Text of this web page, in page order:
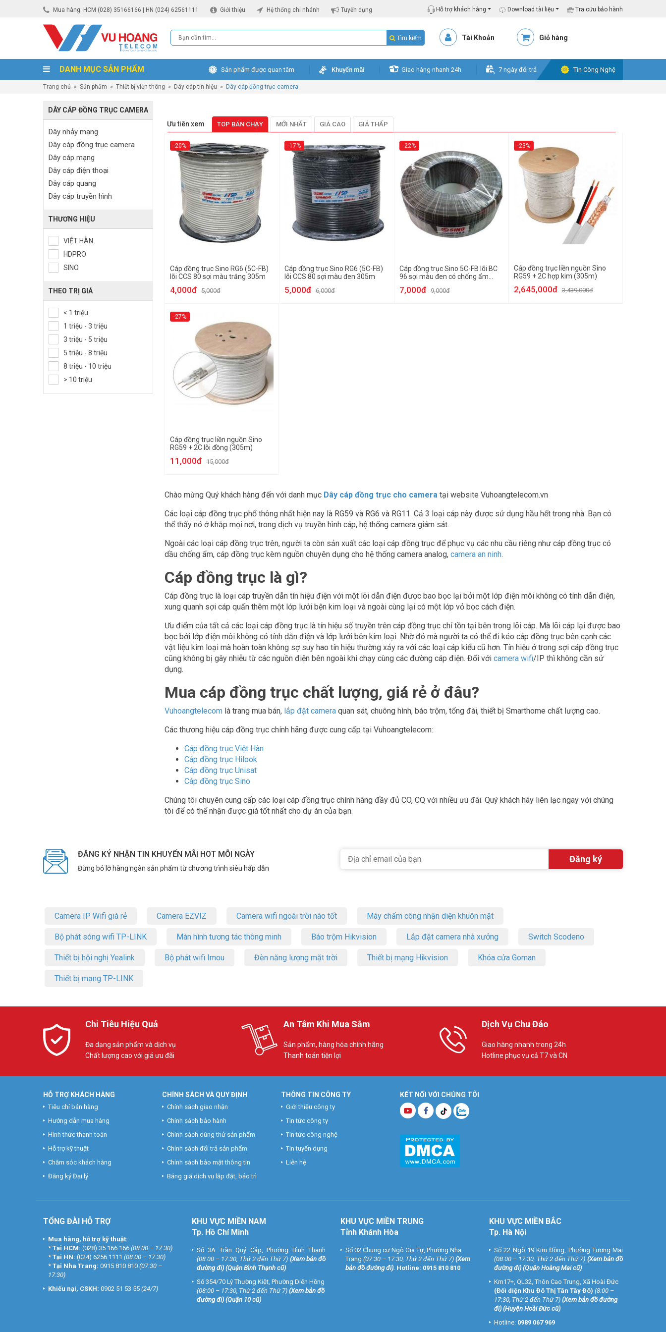
Mua hàng: HCM (028) 35166166 | HN (024) 62561111 Giới thiệu Hệ thống chi nhánh Tuyển dụng Hỗ trợ khách hàng Download tài liệu Tra cứu bảo hành
Tìm kiếm Tài Khoản Giỏ hàng
DANH MỤC SẢN PHẨM Sản phẩm được quan tâm Khuyến mãi Giao hàng nhanh 24h 7 ngày đổi trả Tin Công Nghệ
Trang chủ » Sản phẩm » Thiết bị viễn thông » Dây cáp tín hiệu » Dây cáp đồng trục camera
DÂY CÁP ĐỒNG TRỤC CAMERA
Dây nhảy mạng
Dây cáp đồng trục camera
Dây cáp mạng
Dây cáp điện thoại
Dây cáp quang
Dây cáp truyền hình
THƯƠNG HIỆU
VIỆT HÀN
HDPRO
SINO
THEO TRỊ GIÁ
< 1 triệu
1 triệu - 3 triệu
3 triệu - 5 triệu
5 triệu - 8 triệu
8 triệu - 10 triệu
> 10 triệu
Ưu tiên xem TOP BÁN CHẠY MỚI NHẤT GIÁ CAO GIÁ THẤP
-20%
Cáp đồng trục Sino RG6 (5C-FB)
lõi CCS 80 sợi màu trắng 305m
4,000đ 5,000đ
-17%
Cáp đồng trục Sino RG6 (5C-FB)
lõi CCS 80 sợi màu đen 305m
5,000đ 6,000đ
-22%
Cáp đồng trục Sino 5C-FB lõi BC
96 sợi màu đen có chống ẩm
7,000đ 9,000đ
-23%
Cáp đồng trục liền nguồn Sino
RG59 + 2C hợp kim (305m)
2,645,000đ 3,439,000đ
-27%
Cáp đồng trục liền nguồn Sino
RG59 + 2C lõi đồng (305m)
11,000đ 15,000đ
Chào mừng Quý khách hàng đến với danh mục Dây cáp đồng trục cho camera tại website Vuhoangtelecom.vn
Các loại cáp đồng trục phổ thông nhất hiện nay là RG59 và RG6 và RG11. Cả 3 loại cáp này được sử dụng hầu hết trong nhà. Bạn có
thể thấy nó ở khắp mọi nơi, trong dịch vụ truyền hình cáp, hệ thống camera giám sát.
Ngoài các loại cáp đồng trục trên, người ta còn sản xuất các loại cáp đồng trục để phục vụ các nhu cầu riêng như cáp đồng trục có
dầu chống ẩm, cáp đồng trục kèm nguồn chuyên dụng cho hệ thống camera analog, camera an ninh.
Cáp đồng trục là gì?
Cáp đồng trục là loại cáp truyền dẫn tín hiệu điện với một lõi dẫn điện được bao bọc lại bởi một lớp điện môi không có tính dẫn điện,
xung quanh sợi cáp quấn thêm một lớp lưới bện kim loại và ngoài cùng lại có một lớp vỏ bọc cách điện.
Ưu điểm của tất cả các loại cáp đồng trục là tín hiệu số truyền trên cáp đồng trục chỉ tồn tại bên trong lõi cáp. Mà lõi cáp lại được bao
bọc bởi lớp điện môi không có tính dẫn điện và lớp lưới bên kim loại. Nhờ đó mà người ta có thể đi kéo cáp đồng trục bên cạnh các
vật liệu kim loại mà hoàn toàn không sợ suy hao tín hiệu thường xảy ra với các loại cáp kiểu cũ hơn. Tín hiệu ở trong sợi cáp đồng trục
cũng không bị gây nhiễu từ các nguồn điện bên ngoài khi chạy cùng các đường cáp điện. Đối với camera wifi/IP thì không cần sử
dụng.
Mua cáp đồng trục chất lượng, giá rẻ ở đâu?
Vuhoangtelecom là trang mua bán, lắp đặt camera quan sát, chuông hình, báo trộm, tổng đài, thiết bị Smarthome chất lượng cao.
Các thương hiệu cáp đồng trục chính hãng được cung cấp tại Vuhoangtelecom:
Cáp đồng trục Việt Hàn
Cáp đồng trục Hilook
Cáp đồng trục Unisat
Cáp đồng trục Sino
Chúng tôi chuyên cung cấp các loại cáp đồng trục chính hãng đầy đủ CO, CQ với nhiều ưu đãi. Quý khách hãy liên lạc ngay với chúng
tôi để có thể nhận được giá tốt nhất cho dự án của bạn.
ĐĂNG KÝ NHẬN TIN KHUYẾN MÃI HOT MỖI NGÀY
Đừng bỏ lỡ hàng ngàn sản phẩm từ chương trình siêu hấp dẫn
Camera IP Wifi giá rẻ Camera EZVIZ Camera wifi ngoài trời nào tốt Máy chấm công nhận diện khuôn mặt
Bộ phát sóng wifi TP-LINK Màn hình tương tác thông minh Báo trộm Hikvision Lắp đặt camera nhà xưởng Switch Scodeno
Thiết bị hội nghị Yealink Bộ phát wifi Imou Đèn năng lượng mặt trời Thiết bị mạng Hikvision Khóa cửa Goman
Thiết bị mạng TP-LINK
Chi Tiêu Hiệu Quả
Đa dạng sản phẩm và dịch vụ
Chất lượng cao với giá ưu đãi
An Tâm Khi Mua Sắm
Sản phẩm, hàng hóa chính hãng
Thanh toán tiện lợi
Dịch Vụ Chu Đáo
Giao hàng nhanh trong 24h
Hotline phục vụ cả T7 và CN
KẾT NỐI VỚI CHÚNG TÔI
HỖ TRỢ KHÁCH HÀNG
Tiêu chí bán hàng
Hướng dẫn mua hàng
Hình thức thanh toán
Hỗ trợ kỹ thuật
Chăm sóc khách hàng
Đăng ký Đại lý
CHÍNH SÁCH VÀ QUY ĐỊNH
Chính sách giao nhận
Chính sách bảo hành
Chính sách dùng thử sản phẩm
Chính sách đổi trả sản phẩm
Chính sách bảo mật thông tin
Bảng giá dịch vụ lắp đặt, bảo trì
THÔNG TIN CÔNG TY
Giới thiệu công ty
Tin tức công ty
Tin tức công nghệ
Tin tuyển dụng
Liên hệ
TỔNG ĐÀI HỖ TRỢ
Mua hàng, hỗ trợ kỹ thuật:
* Tại HCM: (028) 35 166 166 (08:00 – 17:30)
* Tại HN: (024) 6256 1111 (08:00 – 17:30)
* Tại Nha Trang: 0915 810 810 (07:30 –
17:30)
Khiếu nại, CSKH: 0902 51 53 55 (24/7)
KHU VỰC MIỀN NAM
Tp. Hồ Chí Minh
Số 3A Trần Quý Cáp, Phường Bình Thạnh
(08:00 – 17:30, Thứ 2 đến Thứ 7) (Xem bản đồ
đường đi) (Quận Bình Thạnh cũ)
Số 354/70 Lý Thường Kiệt, Phường Diên Hồng
(08:00 – 17:30, Thứ 2 đến Thứ 7) (Xem bản đồ
đường đi) (Quận 10 cũ)
KHU VỰC MIỀN TRUNG
Tỉnh Khánh Hòa
Số 02 Chung cư Ngô Gia Tự, Phường Nha
Trang (07:30 – 17:30, Thứ 2 đến Thứ 7) (Xem
bản đồ đường đi). Hotline: 0915 810 810
KHU VỰC MIỀN BẮC
Tp. Hà Nội
Số 22 Ngõ 19 Kim Đồng, Phường Tương Mai
(08:00 – 17:30, Thứ 2 đến Thứ 7) (Xem bản đồ
đường đi) (Quận Hoàng Mai cũ)
Km17+, QL32, Thôn Cao Trung, Xã Hoài Đức
(Đối diện Khu Đô Thị Tân Tây Đô) (8:00 –
17:30, Thứ 2 đến Thứ 7) (Xem bản đồ đường
đi) (Huyện Hoài Đức cũ)
Hotline: 0989 067 969